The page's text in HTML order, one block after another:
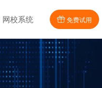
网校系统 免费试用